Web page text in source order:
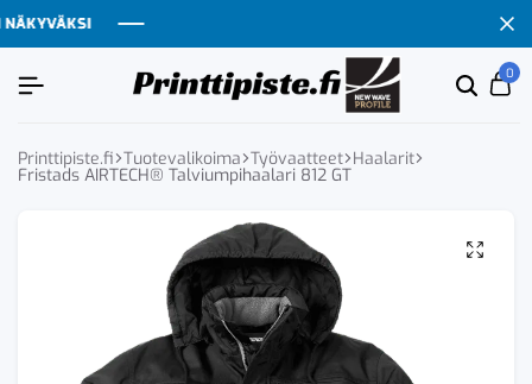
Etsi
0
Printtipiste.fi Tuotevalikoima Työvaatteet Haalarit
Fristads AIRTECH® Talviumpihaalari 812 GT